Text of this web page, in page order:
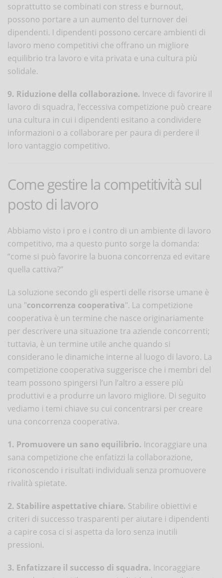
soprattutto se combinati con stress e burnout,
possono portare a un aumento del turnover dei
dipendenti. I dipendenti possono cercare ambienti di
lavoro meno competitivi che offrano un migliore
equilibrio tra lavoro e vita privata e una cultura più
solidale.
9. Riduzione della collaborazione. Invece di favorire il
lavoro di squadra, l’eccessiva competizione può creare
una cultura in cui i dipendenti esitano a condividere
informazioni o a collaborare per paura di perdere il
loro vantaggio competitivo.
Come gestire la competitività sul
posto di lavoro
Abbiamo visto i pro e i contro di un ambiente di lavoro
competitivo, ma a questo punto sorge la domanda:
“come si può favorire la buona concorrenza ed evitare
quella cattiva?”
La soluzione secondo gli esperti delle risorse umane è
una "concorrenza cooperativa". La competizione
cooperativa è un termine che nasce originariamente
per descrivere una situazione tra aziende concorrenti;
tuttavia, è un termine utile anche quando si
considerano le dinamiche interne al luogo di lavoro. La
competizione cooperativa suggerisce che i membri del
team possono spingersi l’un l’altro a essere più
produttivi e a produrre un lavoro migliore. Di seguito
vediamo i temi chiave su cui concentrarsi per creare
una concorrenza cooperativa.
1. Promuovere un sano equilibrio. Incoraggiare una
sana competizione che enfatizzi la collaborazione,
riconoscendo i risultati individuali senza promuovere
rivalità spietate.
2. Stabilire aspettative chiare. Stabilire obiettivi e
criteri di successo trasparenti per aiutare i dipendenti
a capire cosa ci si aspetta da loro senza inutili
pressioni.
3. Enfatizzare il successo di squadra. Incoraggiare